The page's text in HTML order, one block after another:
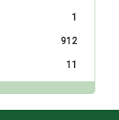
1
912
11